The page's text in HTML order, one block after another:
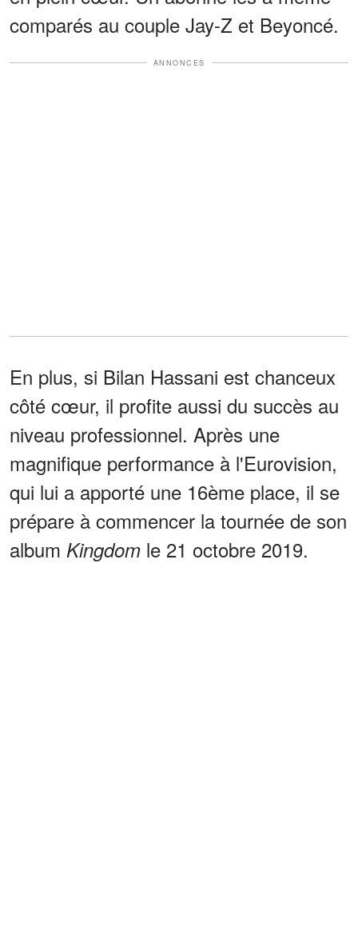
comparés au couple Jay-Z et Beyoncé.
ANNONCES
En plus, si Bilan Hassani est chanceux
côté cœur, il profite aussi du succès au
niveau professionnel. Après une
magnifique performance à l'Eurovision,
qui lui a apporté une 16ème place, il se
prépare à commencer la tournée de son
album Kingdom le 21 octobre 2019.